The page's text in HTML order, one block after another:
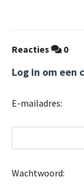
Reacties 0
Log in om een
E-mailadres:
Wachtwoord: